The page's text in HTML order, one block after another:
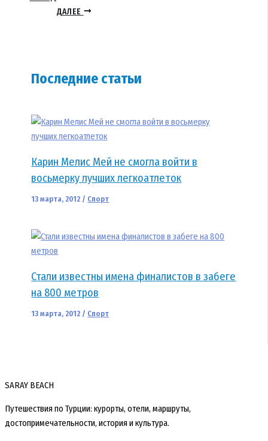
ДАЛЕЕ
Последние статьи
Карин Мелис Мей не смогла войти в
восьмерку лучших легкоатлеток
13 марта, 2012 / Спорт
Стали известны имена финалистов в забеге
на 800 метров
13 марта, 2012 / Спорт
SARAY BEACH
Путешествия по Турции: курорты, отели, маршруты,
достопримечательности, история и культура.